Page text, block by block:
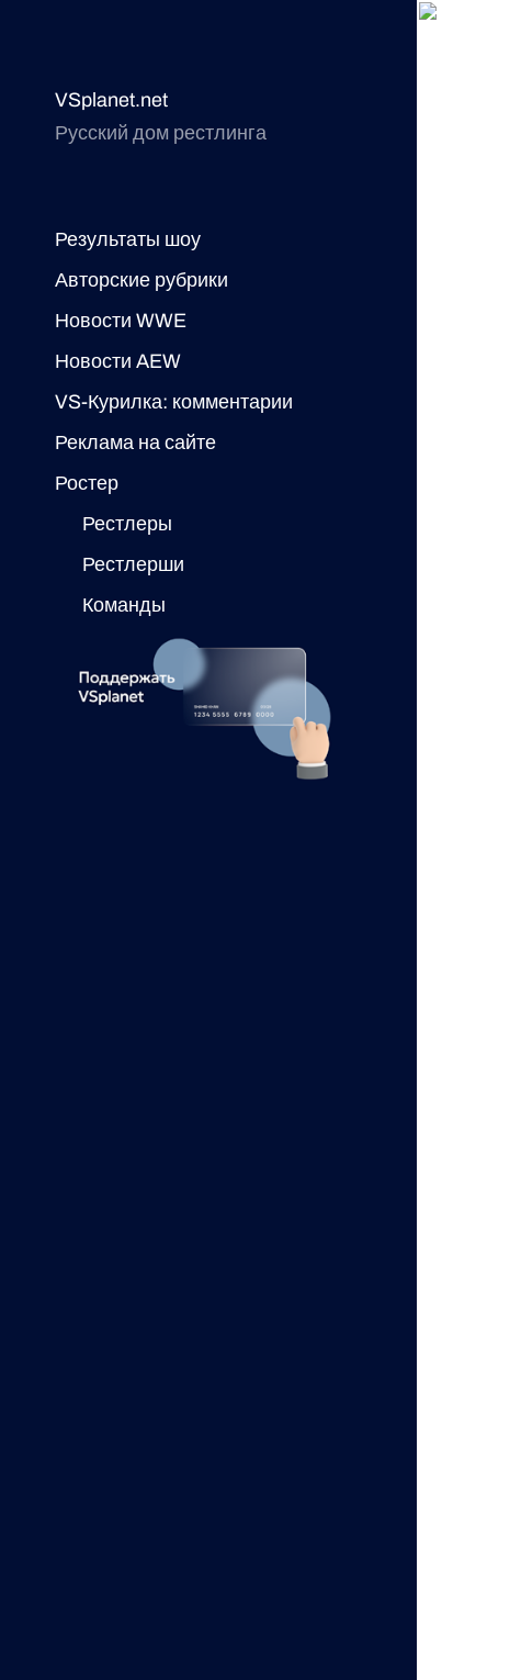
VSplanet.net
Русский дом рестлинга
Результаты шоу
Авторские рубрики
Новости WWE
Новости AEW
VS-Курилка: комментарии
Реклама на сайте
Ростер
Рестлеры
Рестлерши
Команды